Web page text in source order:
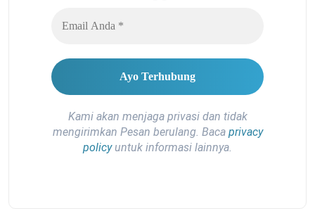
Kami akan menjaga privasi dan tidak
mengirimkan Pesan berulang. Baca privacy
policyuntuk informasi lainnya.